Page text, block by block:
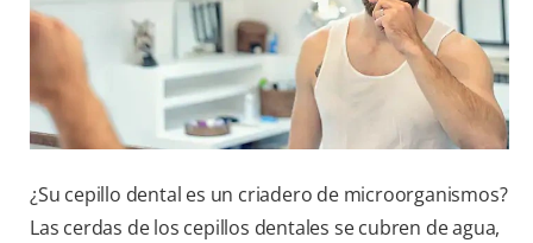
CUPONES
EC (ES)
¿Su cepillo dental es un criadero de microorganismos?
Las cerdas de los cepillos dentales se cubren de agua,